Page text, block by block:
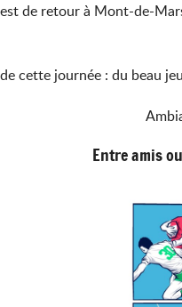
est de retour à Mont-de-
cette journée : du beau
Entre amis